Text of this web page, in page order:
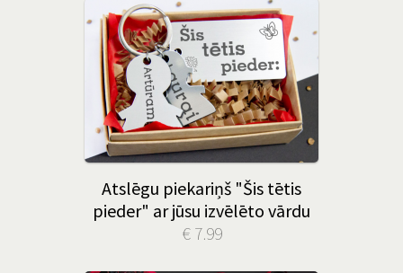
Atslēgu piekariņš "Šis tētis
pieder" ar jūsu izvēlēto vārdu
€ 7.99